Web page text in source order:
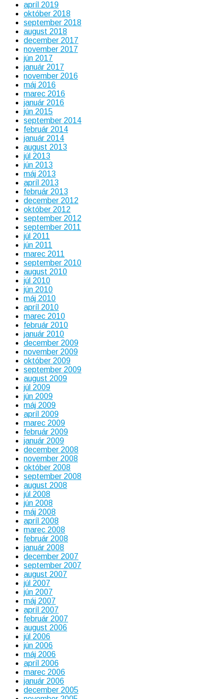
apríl 2019
október 2018
september 2018
august 2018
december 2017
november 2017
jún 2017
január 2017
november 2016
máj 2016
marec 2016
január 2016
jún 2015
september 2014
február 2014
január 2014
august 2013
júl 2013
jún 2013
máj 2013
apríl 2013
február 2013
december 2012
október 2012
september 2012
september 2011
júl 2011
jún 2011
marec 2011
september 2010
august 2010
júl 2010
jún 2010
máj 2010
apríl 2010
marec 2010
február 2010
január 2010
december 2009
november 2009
október 2009
september 2009
august 2009
júl 2009
jún 2009
máj 2009
apríl 2009
marec 2009
február 2009
január 2009
december 2008
november 2008
október 2008
september 2008
august 2008
júl 2008
jún 2008
máj 2008
apríl 2008
marec 2008
február 2008
január 2008
december 2007
september 2007
august 2007
júl 2007
jún 2007
máj 2007
apríl 2007
február 2007
august 2006
júl 2006
jún 2006
máj 2006
apríl 2006
marec 2006
január 2006
december 2005